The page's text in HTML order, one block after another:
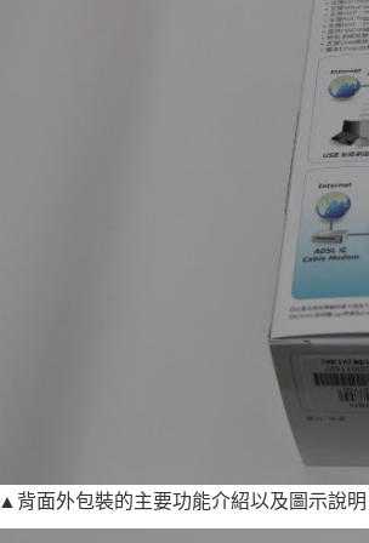
▲背面外包裝的主要功能介紹以及圖示說